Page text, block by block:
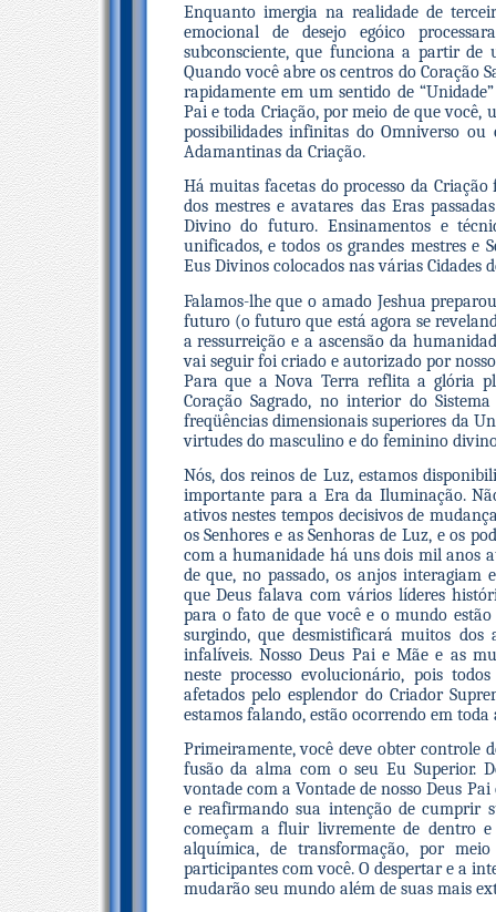
Enquanto imergia na realidade de
emocional de desejo egóico
subconsciente, que funciona a partir de
Quando você abre os centros do Coração
rapidamente em um sentido de
Pai e toda Criação, por meio de que você,
possibilidades infinitas do Omniverso
Adamantinas da Criação.
Há muitas facetas do processo da
dos mestres e avatares das Eras
Divino do futuro. Ensinamentos e
unificados, e todos os grandes mestres e
Eus Divinos colocados nas várias Cidades
Falamos-lhe que o amado Jeshua
futuro (o futuro que está agora se
a ressurreição e a ascensão da
vai seguir foi criado e autorizado por
Para que a Nova Terra reflita a glória
Coração Sagrado, no interior do
freqüências dimensionais superiores da
virtudes do masculino e do feminino
Nós, dos reinos de Luz, estamos
importante para a Era da Iluminação.
ativos nestes tempos decisivos de
os Senhores e as Senhoras de Luz, e os
com a humanidade há uns dois mil anos
de que, no passado, os anjos interagiam
que Deus falava com vários líderes
para o fato de que você e o mundo
surgindo, que desmistificará muitos dos
infalíveis. Nosso Deus Pai e Mãe e as
neste processo evolucionário, pois
afetados pelo esplendor do Criador
estamos falando, estão ocorrendo em
Primeiramente, você deve obter controle
fusão da alma com o seu Eu Superior.
vontade com a Vontade de nosso Deus
e reafirmando sua intenção de cumprir
começam a fluir livremente de dentro
alquímica, de transformação, por
participantes com você. O despertar e a
mudarão seu mundo além de suas mais